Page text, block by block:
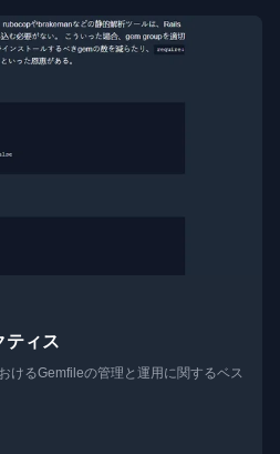
ティス
けるGemfileの管理と運用に関するベス